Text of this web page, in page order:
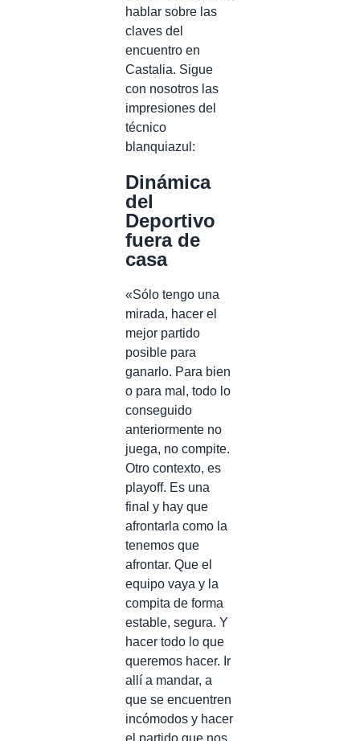
hablar sobre las
claves del
encuentro en
Castalia. Sigue
con nosotros las
impresiones del
técnico
blanquiazul:
Dinámica
del
Deportivo
fuera de
casa
«Sólo tengo una
mirada, hacer el
mejor partido
posible para
ganarlo. Para bien
o para mal, todo lo
conseguido
anteriormente no
juega, no compite.
Otro contexto, es
playoff. Es una
final y hay que
afrontarla como la
tenemos que
afrontar. Que el
equipo vaya y la
compita de forma
estable, segura. Y
hacer todo lo que
queremos hacer. Ir
allí a mandar, a
que se encuentren
incómodos y hacer
el partido que nos